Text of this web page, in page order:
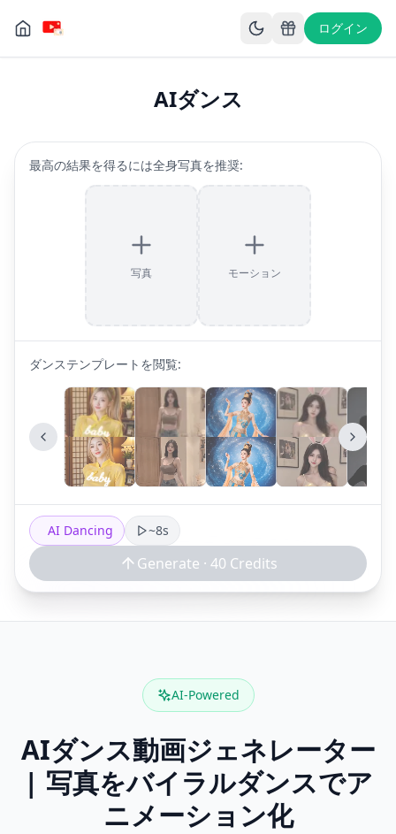
ログイン
AIダンス
最高の結果を得るには全身写真を推奨:
写真 モーション
ダンステンプレートを閲覧:
AI Dancing ~8s
Generate · 40 Credits
AI-Powered
AIダンス動画ジェネレーター
| 写真をバイラルダンスでア
ニメーション化